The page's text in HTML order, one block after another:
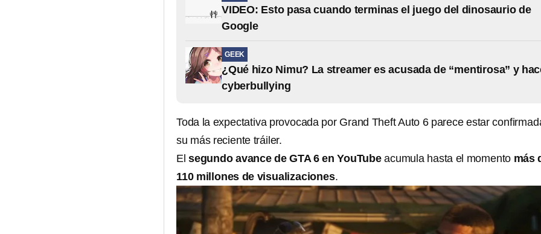
VIDEO: Esto pasa cuando terminas el juego del dinosaurio de
Google
GEEK
¿Qué hizo Nimu? La streamer es acusada de “mentirosa” y
cyberbullying
Toda la expectativa provocada por Grand Theft Auto 6 parece estar
su más reciente tráiler.
El segundo avance de GTA 6 en YouTubeacumula hasta el momento más
110 millones de visualizaciones.